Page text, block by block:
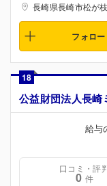
長崎県長崎市松が
フォロー
18
公益財団法人長崎
給与
口コミ・評
0 件